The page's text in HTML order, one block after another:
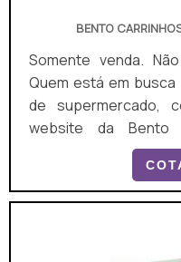
BENTO
Somente venda.
Quem está em
de supermercado,
website da Bento
orçamento por meio
das indústrias e
compra é mais assertiva. Quando a